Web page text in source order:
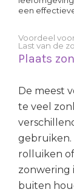
een
Voordeel
Last van de
Plaats
De meest
te veel
gebruiken.
rolluiken
zonwering
buiten